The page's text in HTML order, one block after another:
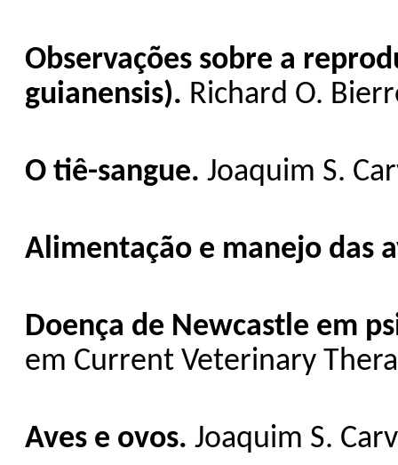
Observações sobre a
guianensis). Richard O.
O tiê-sangue. Joaquim S.
Alimentação e manejo das
Doença de Newcastle em
em Current Veterinary
Aves e ovos. Joaquim S.